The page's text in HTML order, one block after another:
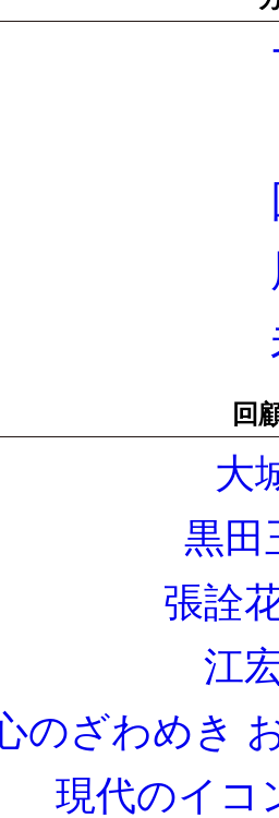
回
大
黒田
張詮
江
のざわめき
現代のイコ